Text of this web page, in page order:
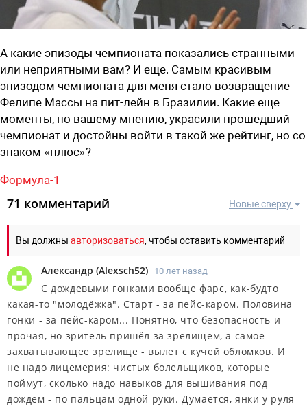
А какие эпизоды чемпионата показались странными
или неприятными вам? И еще. Самым красивым
эпизодом чемпионата для меня стало возвращение
Фелипе Массы на пит-лейн в Бразилии. Какие еще
моменты, по вашему мнению, украсили прошедший
чемпионат и достойны войти в такой же рейтинг, но со
знаком «плюс»?
Формула-1
Новые сверху
71 комментарий
Вы должны авторизоваться, чтобы оставить комментарий
Александр (Alexsch52) 10 лет назад
C дождевыми гонками вообще фарс, как-будто
какая-то "молодёжка". Старт - за пейс-каром. Половина
гонки - за пейс-каром... Понятно, что безопасность и
прочая, но зритель пришёл за зрелищем, а самое
захватывающее зрелище - вылет с кучей обломков. И
не надо лицемерия: чистых болельщиков, которые
поймут, сколько надо навыков для вышивания под
дождём - по пальцам одной руки. Думается, янки у руля